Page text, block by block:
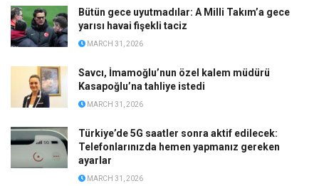
Bütün gece uyutmadılar: A Milli Takım’a gece
yarısı havai fişekli taciz
MARCH 31, 2026
Savcı, İmamoğlu’nun özel kalem müdürü
Kasapoğlu’na tahliye istedi
MARCH 31, 2026
Türkiye’de 5G saatler sonra aktif edilecek:
Telefonlarınızda hemen yapmanız gereken
ayarlar
MARCH 31, 2026